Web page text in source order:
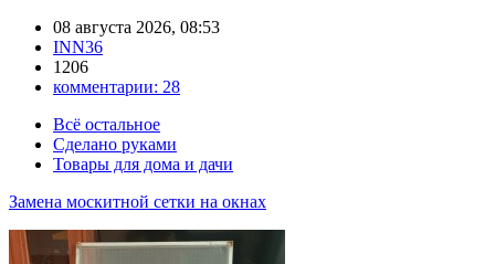
08 августа 2026, 08:53
INN36
1206
комментарии: 28
Всё остальное
Сделано руками
Товары для дома и дачи
Замена москитной сетки на окнах